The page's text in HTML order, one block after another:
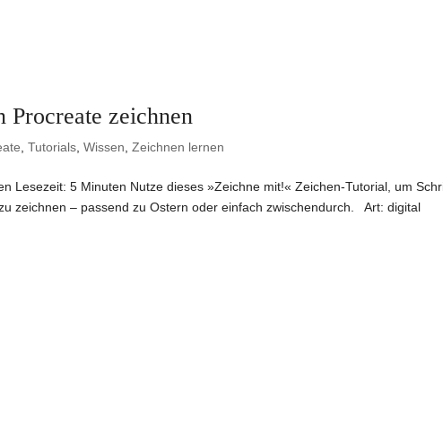
zeichnen
,Tutorials ,Wissen ,Zeichnen lernen
Lesezeit: 5 Minuten Nutze dieses »Zeichne mit!« Zeichen-Tutorial, um
zeichnen – passend zu Ostern oder einfach zwischendurch. Art: digital